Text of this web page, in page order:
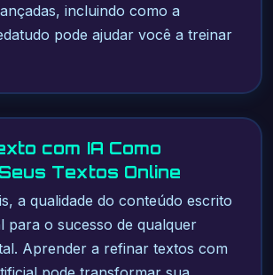
incluindo como a
pode ajudar você a treinar
com IA Como
Textos Online
a qualidade do conteúdo escrito
para o sucesso de qualquer
Aprender a refinar textos com